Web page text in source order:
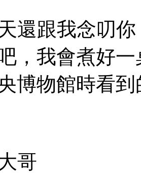
還跟我念叨你
，我會煮好
博物館時看
哥